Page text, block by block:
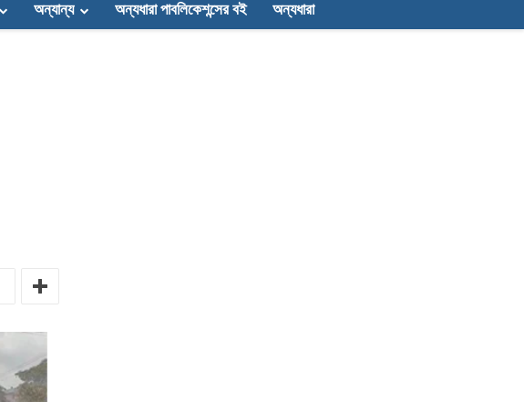
অন্যান্য অন্যধারা পাবলিকেশন্সের বই অন্যধারা